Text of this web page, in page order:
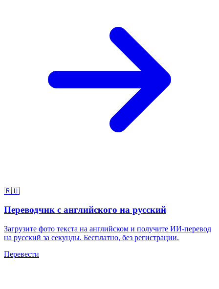
🇷🇺
Переводчик с английского на русский
Загрузите фото текста на английском и получите ИИ-перевод
на русский за секунды. Бесплатно, без регистрации.
Перевести